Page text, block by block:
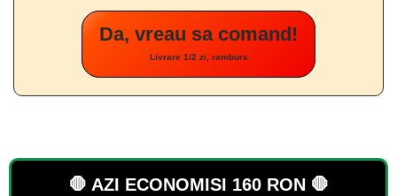
Da, vreau sa comand!
Livrare 1/2 zi, ramburs
🛑 AZI ECONOMISI 160 RON 🛑